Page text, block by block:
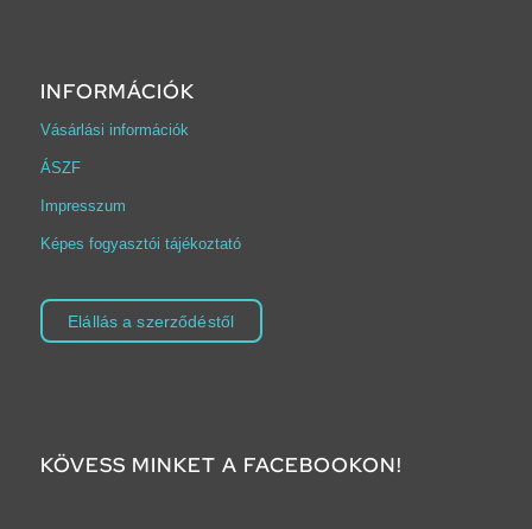
INFORMÁCIÓK
Vásárlási információk
ÁSZF
Impresszum
Képes fogyasztói tájékoztató
Elállás a szerződéstől
KÖVESS MINKET A FACEBOOKON!